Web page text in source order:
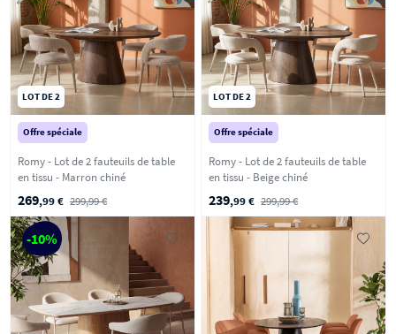
LOT DE 2
Offre spéciale
Romy - Lot de 2 fauteuils de table
en tissu - Marron chiné
269,99 € 299,99 €
LOT DE 2
Offre spéciale
Romy - Lot de 2 fauteuils de table
en tissu - Beige chiné
239,99 € 299,99 €
-10%